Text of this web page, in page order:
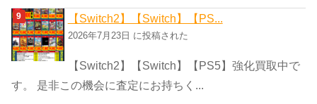
【Switch2】【Switch】【PS...
2026年7月23日 に投稿された
【Switch2】【Switch】【PS5】強化買取中で
す。 是非この機会に査定にお持ちく...